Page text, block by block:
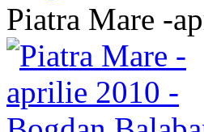
Piatra Mare -